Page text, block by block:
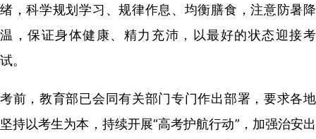
绪，科学规划学习、规律作息、均衡膳食，注意防暑降
温，保证身体健康、精力充沛，以最好的状态迎接考
试。
考前，教育部已会同有关部门专门作出部署，要求各地
坚持以考生为本，持续开展“高考护航行动”，加强治安出